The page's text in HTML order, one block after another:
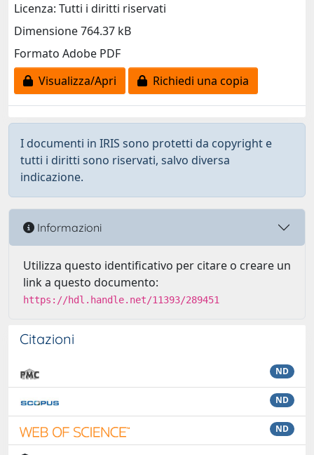
Licenza: Tutti i diritti riservati
Dimensione 764.37 kB
Formato Adobe PDF
Visualizza/Apri
Richiedi una copia
I documenti in IRIS sono protetti da copyright e
tutti i diritti sono riservati, salvo diversa
indicazione.
Informazioni
Utilizza questo identificativo per citare o creare un
link a questo documento:
https://hdl.handle.net/11393/289451
Citazioni
ND
ND
ND